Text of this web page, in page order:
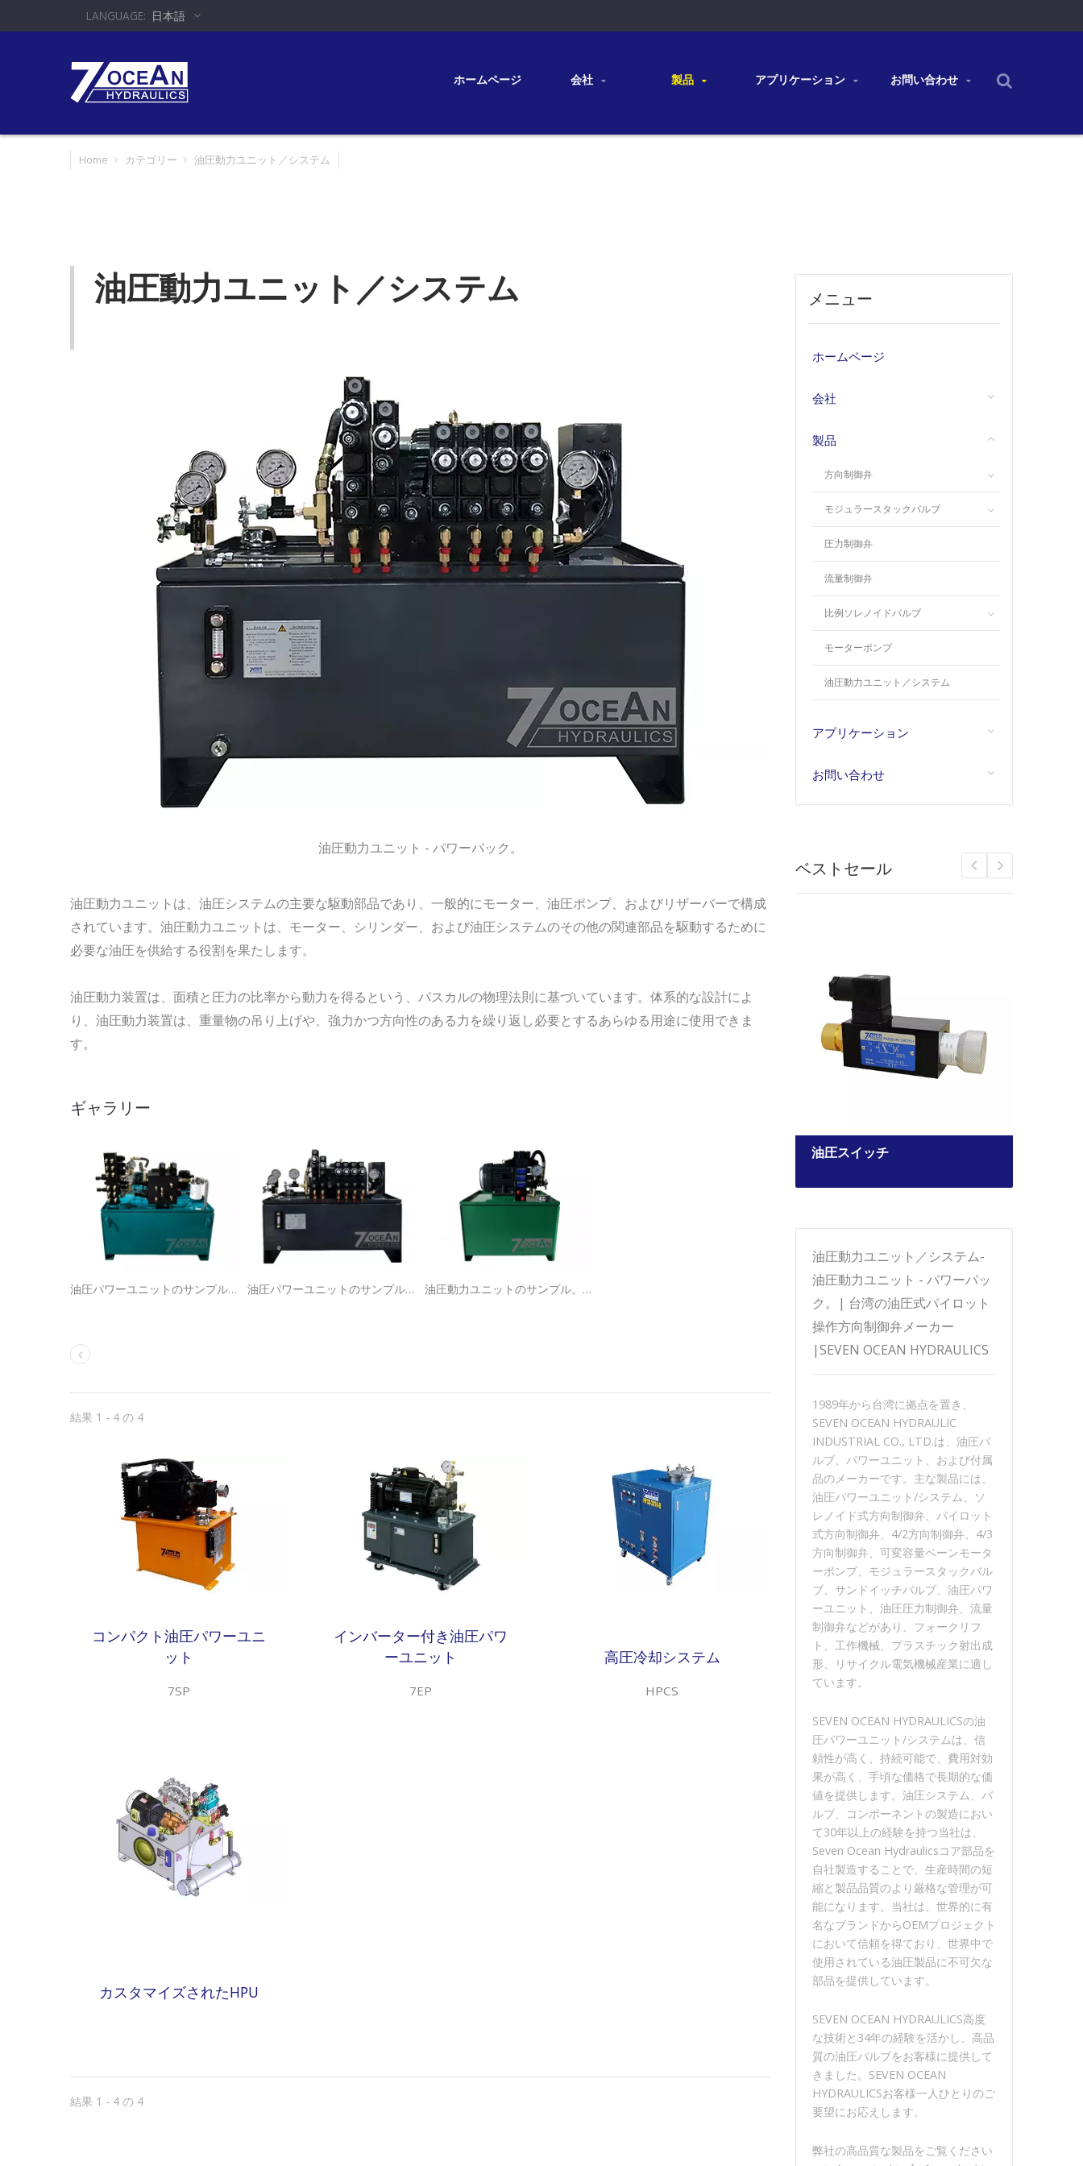
日本語
ホームページ 会社 製品 アプリケーション お問い合わせ
Home カテゴリー 油圧動力ユニット／システム
油圧動力ユニット／システム
油圧動力ユニット - パワーパック。
油圧動力ユニットは、油圧システムの主要な駆動部品であり、一般的にモーター、油圧ポンプ、およびリザーバーで構成
されています。油圧動力ユニットは、モーター、シリンダー、および油圧システムのその他の関連部品を駆動するために
必要な油圧を供給する役割を果たします。
油圧動力装置は、面積と圧力の比率から動力を得るという、パスカルの物理法則に基づいています。体系的な設計によ
り、油圧動力装置は、重量物の吊り上げや、強力かつ方向性のある力を繰り返し必要とするあらゆる用途に使用できま
す。
ギャラリー
油圧パワーユニットのサンプルです。このHPUは、シングルフェイサー段ボール製造機用に設計されています。 油圧パワーユニットのサンプルです。このHPUは、ダブルフェイサー段ボール製造機用に設計されています。 油圧動力ユニットのサンプル。このHPUはミルロールスタンド用に設計されています。
結果 1 - 4 の 4
コンパクト油圧パワーユニ
ット
7SP
インバーター付き油圧パワ
ーユニット
7EP
高圧冷却システム
HPCS
カスタマイズされたHPU
結果 1 - 4 の 4
メニュー
ホームページ
会社
製品
方向制御弁
モジュラースタックバルブ
圧力制御弁
流量制御弁
比例ソレノイドバルブ
モーターポンプ
油圧動力ユニット／システム
アプリケーション
お問い合わせ
ベストセール
油圧スイッチ
油圧動力ユニット／システム-
油圧動力ユニット - パワーパッ
ク。| 台湾の油圧式パイロット
操作方向制御弁メーカー
|SEVEN OCEAN HYDRAULICS
1989年から台湾に拠点を置き、
SEVEN OCEAN HYDRAULIC
INDUSTRIAL CO., LTD.は、油圧バ
ルブ、パワーユニット、および付属
品のメーカーです。主な製品には、
油圧パワーユニット/システム、ソ
レノイド式方向制御弁、パイロット
式方向制御弁、4/2方向制御弁、4/3
方向制御弁、可変容量ベーンモータ
ーポンプ、モジュラースタックバル
ブ、サンドイッチバルブ、油圧パワ
ーユニット、油圧圧力制御弁、流量
制御弁などがあり、フォークリフ
ト、工作機械、プラスチック射出成
形、リサイクル電気機械産業に適し
ています。
SEVEN OCEAN HYDRAULICSの油
圧パワーユニット/システムは、信
頼性が高く、持続可能で、費用対効
果が高く、手頃な価格で長期的な価
値を提供します。油圧システム、バ
ルブ、コンポーネントの製造におい
て30年以上の経験を持つ当社は、
Seven Ocean Hydraulicsコア部品を
自社製造することで、生産時間の短
縮と製品品質のより厳格な管理が可
能になります。当社は、世界的に有
名なブランドからOEMプロジェクト
において信頼を得ており、世界中で
使用されている油圧製品に不可欠な
部品を提供しています。
SEVEN OCEAN HYDRAULICS高度
な技術と34年の経験を活かし、高品
質の油圧バルブをお客様に提供して
きました。SEVEN OCEAN
HYDRAULICSお客様一人ひとりのご
要望にお応えします。
弊社の高品質な製品をご覧ください